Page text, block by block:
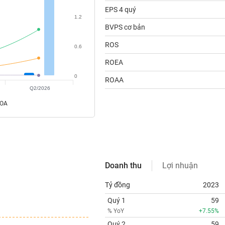
0
0.6
1.2
Q2/2026
EPS 4 quý
BVPS cơ bản
ROS
ROEA
ROAA
Doanh thu Lợi nhuận
Tỷ đồng
2023
Quý 1
% YoY
59
+7.55%